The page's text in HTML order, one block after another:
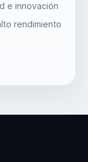
e innovación
rendimiento